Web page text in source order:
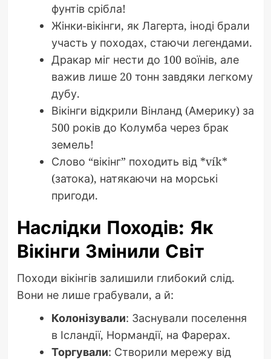
фунтів срібла!
Жінки-вікінги, як Лагерта, іноді брали
участь у походах, стаючи легендами.
Дракар міг нести до 100 воїнів, але
важив лише 20 тонн завдяки легкому
дубу.
Вікінги відкрили Вінланд (Америку) за
500 років до Колумба через брак
земель!
Слово “вікінг” походить від *vík*
(затока), натякаючи на морські
пригоди.
Наслідки Походів: Як
Вікінги Змінили Світ
Походи вікінгів залишили глибокий слід.
Вони не лише грабували, а й:
Колонізували: Заснували поселення
в Ісландії, Нормандії, на Фарерах.
Торгували: Створили мережу від